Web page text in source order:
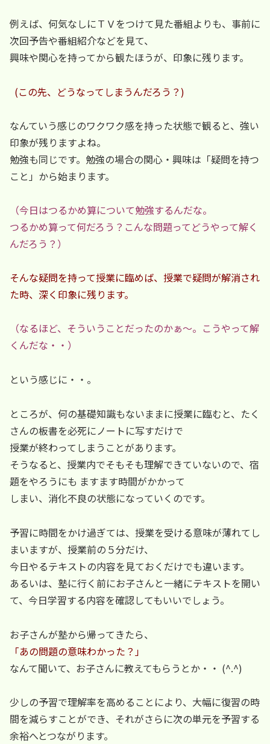
例えば、何気なしにＴＶをつけて見た番組よりも、事前に
次回予告や番組紹介などを見て、
興味や関心を持ってから観たほうが、印象に残ります。
(この先、どうなってしまうんだろう？)
なんていう感じのワクワク感を持った状態で観ると、強い
印象が残りますよね。
勉強も同じです。勉強の場合の関心・興味は「疑問を持つ
こと」から始まります。
（今日はつるかめ算について勉強するんだな。
つるかめ算って何だろう？こんな問題ってどうやって解く
んだろう？）
そんな疑問を持って授業に臨めば、授業で疑問が解消され
た時、深く印象に残ります。
（なるほど、そういうことだったのかぁ～。こうやって解
くんだな・・）
という感じに・・。
ところが、何の基礎知識もないままに授業に臨むと、たく
さんの板書を必死にノートに写すだけで
授業が終わってしまうことがあります。
そうなると、授業内でそもそも理解できていないので、宿
題をやろうにも ますます時間がかかって
しまい、消化不良の状態になっていくのです。
予習に時間をかけ過ぎては、授業を受ける意味が薄れてし
まいますが、授業前の５分だけ、
今日やるテキストの内容を見ておくだけでも違います。
あるいは、塾に行く前にお子さんと一緒にテキストを開い
て、今日学習する内容を確認してもいいでしょう。
お子さんが塾から帰ってきたら、
「あの問題の意味わかった？」
なんて聞いて、お子さんに教えてもらうとか・・ (^.^)
少しの予習で理解率を高めることにより、大幅に復習の時
間を減らすことができ、それがさらに次の単元を予習する
余裕へとつながります。